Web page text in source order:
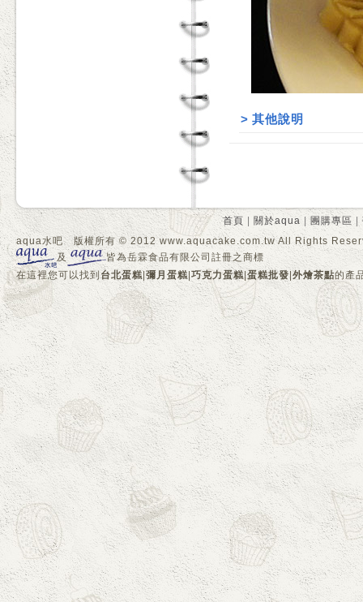
> 其他說明
首頁 關於aqua 團購專區
aqua水吧 版權所有 © 2012 www.aquacake.com.tw All Rights
及
皆為岳霖食品有限公司註冊之商標
在這裡您可以找到台北蛋糕 彌月蛋糕 巧克力蛋糕|蛋糕批發| 外燴茶點的產